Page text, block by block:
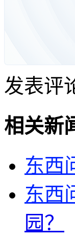
发表评
相关新
东西
东西
园？